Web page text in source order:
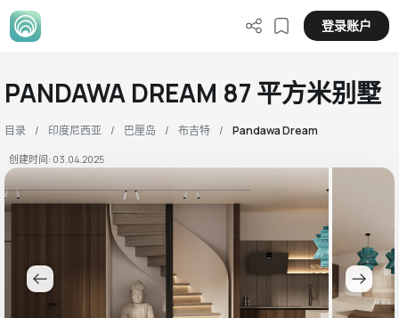
登录账户
PANDAWA DREAM 87 平方米别墅
目录 印度尼西亚 巴厘岛 布吉特 Pandawa Dream
创建时间: 03.04.2025